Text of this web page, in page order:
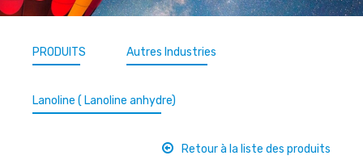
PRODUITS Autres Industries
Lanoline ( Lanoline anhydre)
Retour à la liste des produits